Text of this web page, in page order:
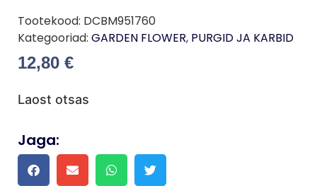
Tootekood: DCBM951760
Kategooriad: GARDEN FLOWER, PURGID JA KARBID
12,80 €
Laost otsas
Jaga: